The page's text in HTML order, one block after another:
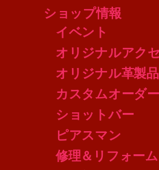
ショップ情報
イベント
オリジナルアク
オリジナル革製品
カスタムオーダー
ショットバー
ピアスマン
修理＆リフォーム